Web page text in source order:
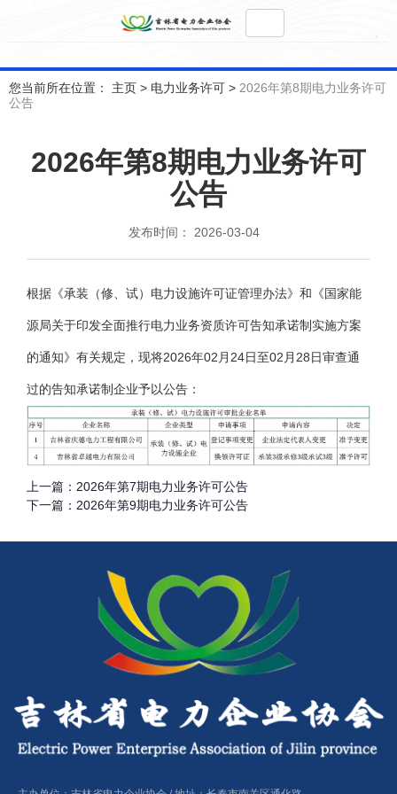
您当前所在位置： 主页 > 电力业务许可 > 2026年第8期电力业务许可
公告
2026年第8期电力业务许可
公告
发布时间： 2026-03-04
根据《承装（修、试）电力设施许可证管理办法》和《国家能
源局关于印发全面推行电力业务资质许可告知承诺制实施方案
的通知》有关规定，现将2026年02月24日至02月28日审查通
过的告知承诺制企业予以公告：
上一篇： 2026年第7期电力业务许可公告
下一篇： 2026年第9期电力业务许可公告